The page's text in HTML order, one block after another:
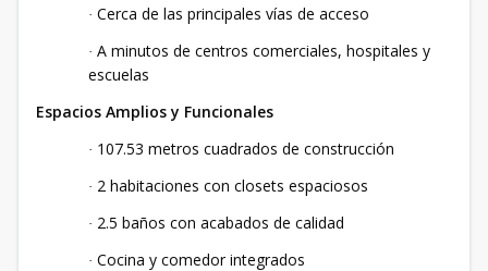
· Cerca de las principales vías de acceso
· A minutos de centros comerciales, hospitales y
escuelas
Espacios Amplios y Funcionales
· 107.53 metros cuadrados de construcción
· 2 habitaciones con closets espaciosos
· 2.5 baños con acabados de calidad
· Cocina y comedor integrados